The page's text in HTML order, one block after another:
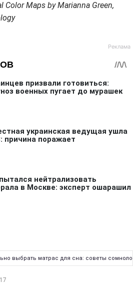
Color Maps by Marianna Green,
выбрать матрас для сна: советы